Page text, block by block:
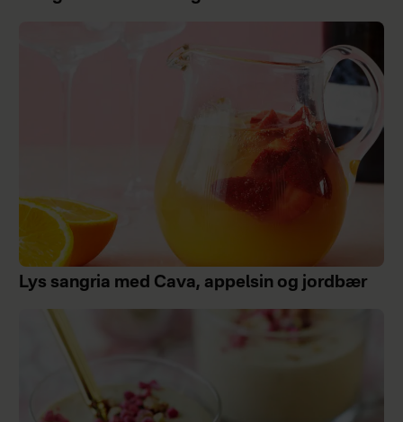
Lys sangria med Cava, appelsin og jordbær